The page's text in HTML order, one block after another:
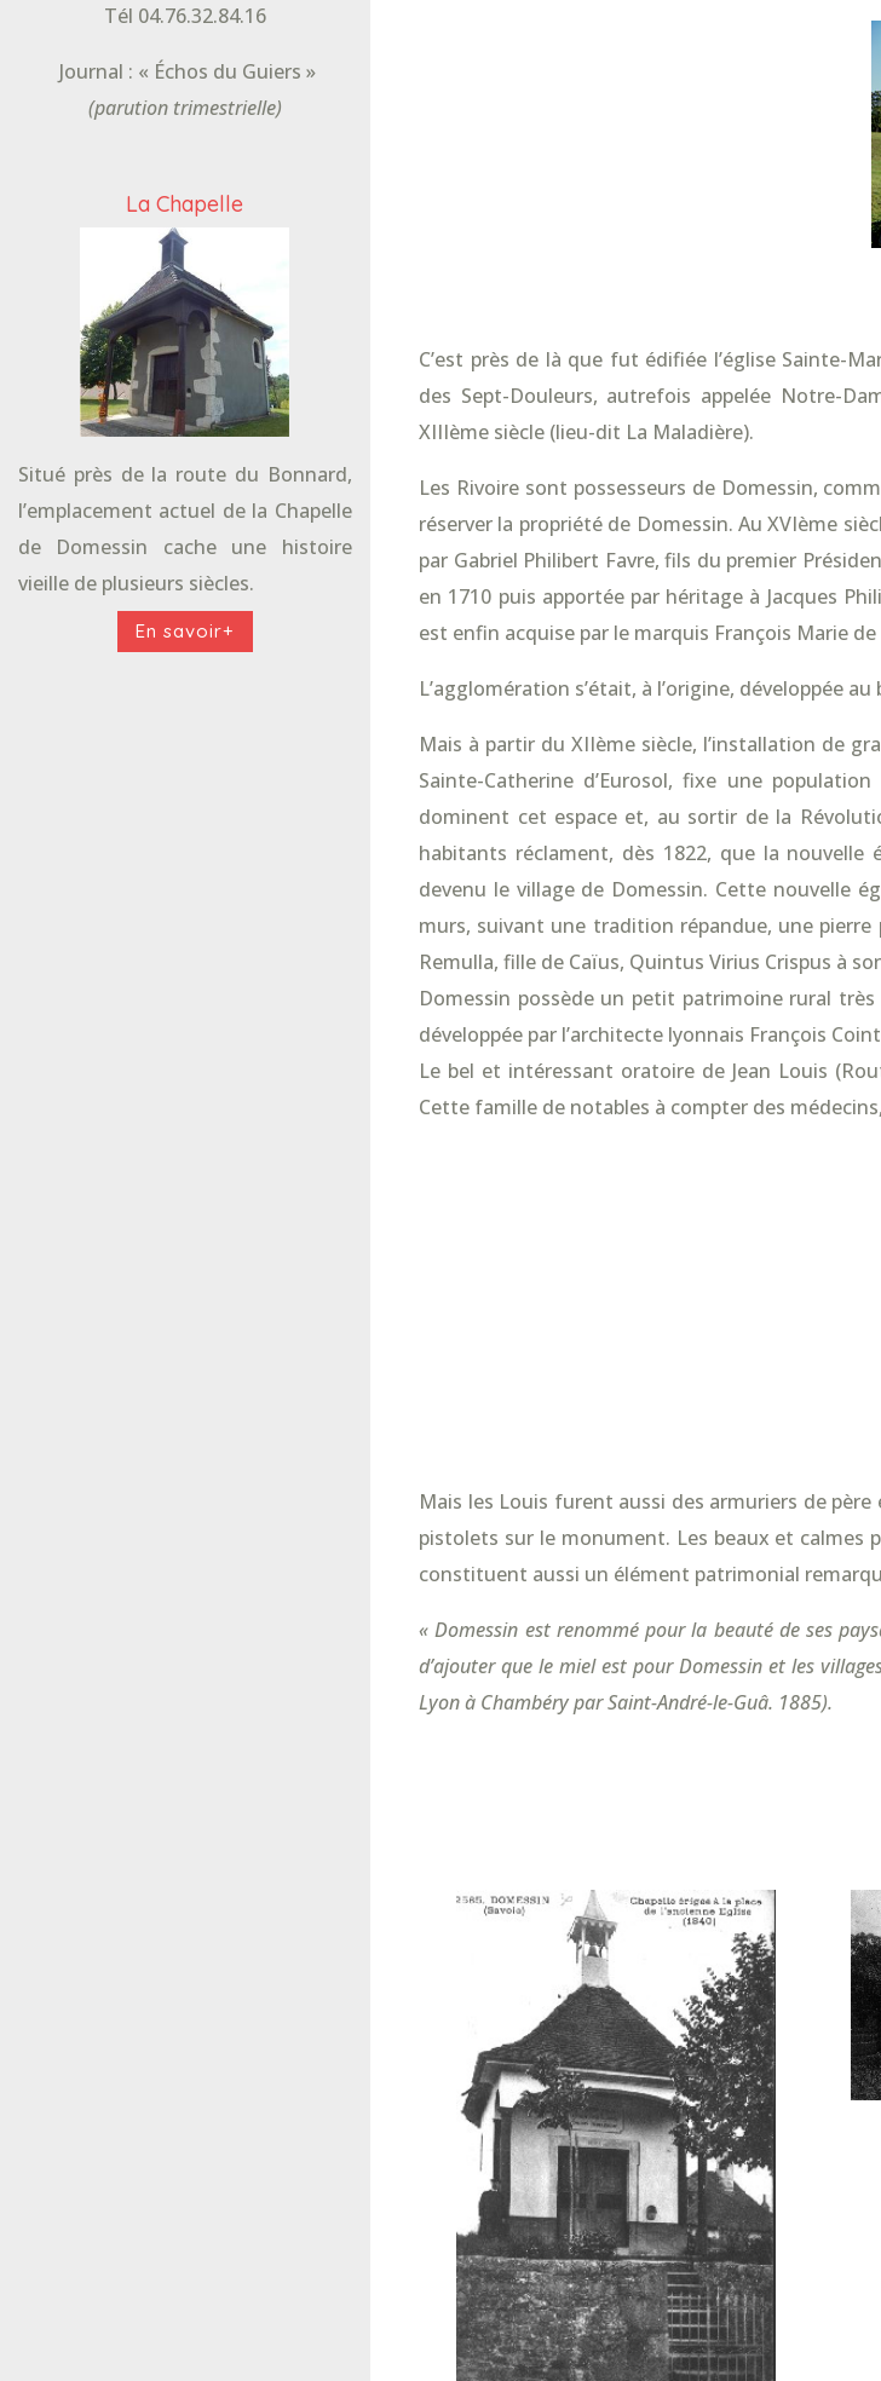
Tél 04.76.32.84.16
Journal : « Échos du Guiers »
(parution trimestrielle)
La Chapelle
Situé près de la route du Bonnard,
l’emplacement actuel de la Chapelle
de Domessin cache une histoire
vieille de plusieurs siècles.
En savoir+
C’est près de là que fut édifiée l’église Sainte-
des Sept-Douleurs, autrefois appelée Notre-
XIIIème siècle (lieu-dit La Maladière).
Les Rivoire sont possesseurs de Domessin,
réserver la propriété de Domessin. Au XVIème
par Gabriel Philibert Favre, fils du premier
en 1710 puis apportée par héritage à Jacques
est enfin acquise par le marquis François Marie
L’agglomération s’était, à l’origine, développée
Mais à partir du XIIème siècle, l’installation de
Sainte-Catherine d’Eurosol, fixe une
dominent cet espace et, au sortir de la
habitants réclament, dès 1822, que la
devenu le village de Domessin. Cette nouvelle
murs, suivant une tradition répandue, une
Remulla, fille de Caïus, Quintus Virius Crispus à
Domessin possède un petit patrimoine rural
développée par l’architecte lyonnais François
Le bel et intéressant oratoire de Jean Louis
Cette famille de notables à compter des
Mais les Louis furent aussi des armuriers de
pistolets sur le monument. Les beaux et calmes
constituent aussi un élément patrimonial
« Domessin est renommé pour la beauté de ses
d’ajouter que le miel est pour Domessin et les
Lyon à Chambéry par Saint-André-le-Guâ. 1885).